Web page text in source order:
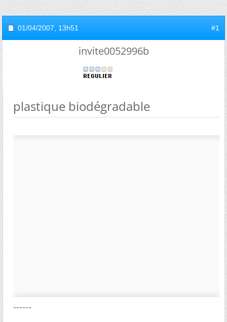
01/04/2007, 13h51 #1
invite0052996b
plastique biodégradable
------